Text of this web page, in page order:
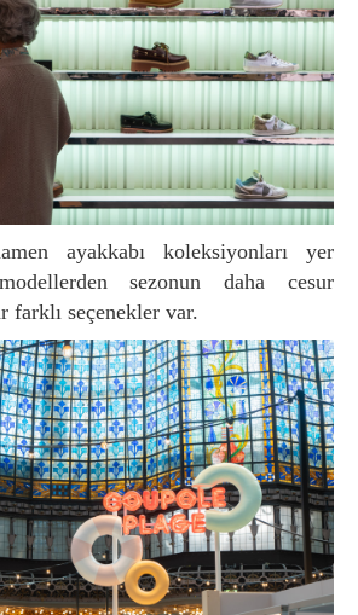
sezonun daha cesur
farklı seçenekler var.